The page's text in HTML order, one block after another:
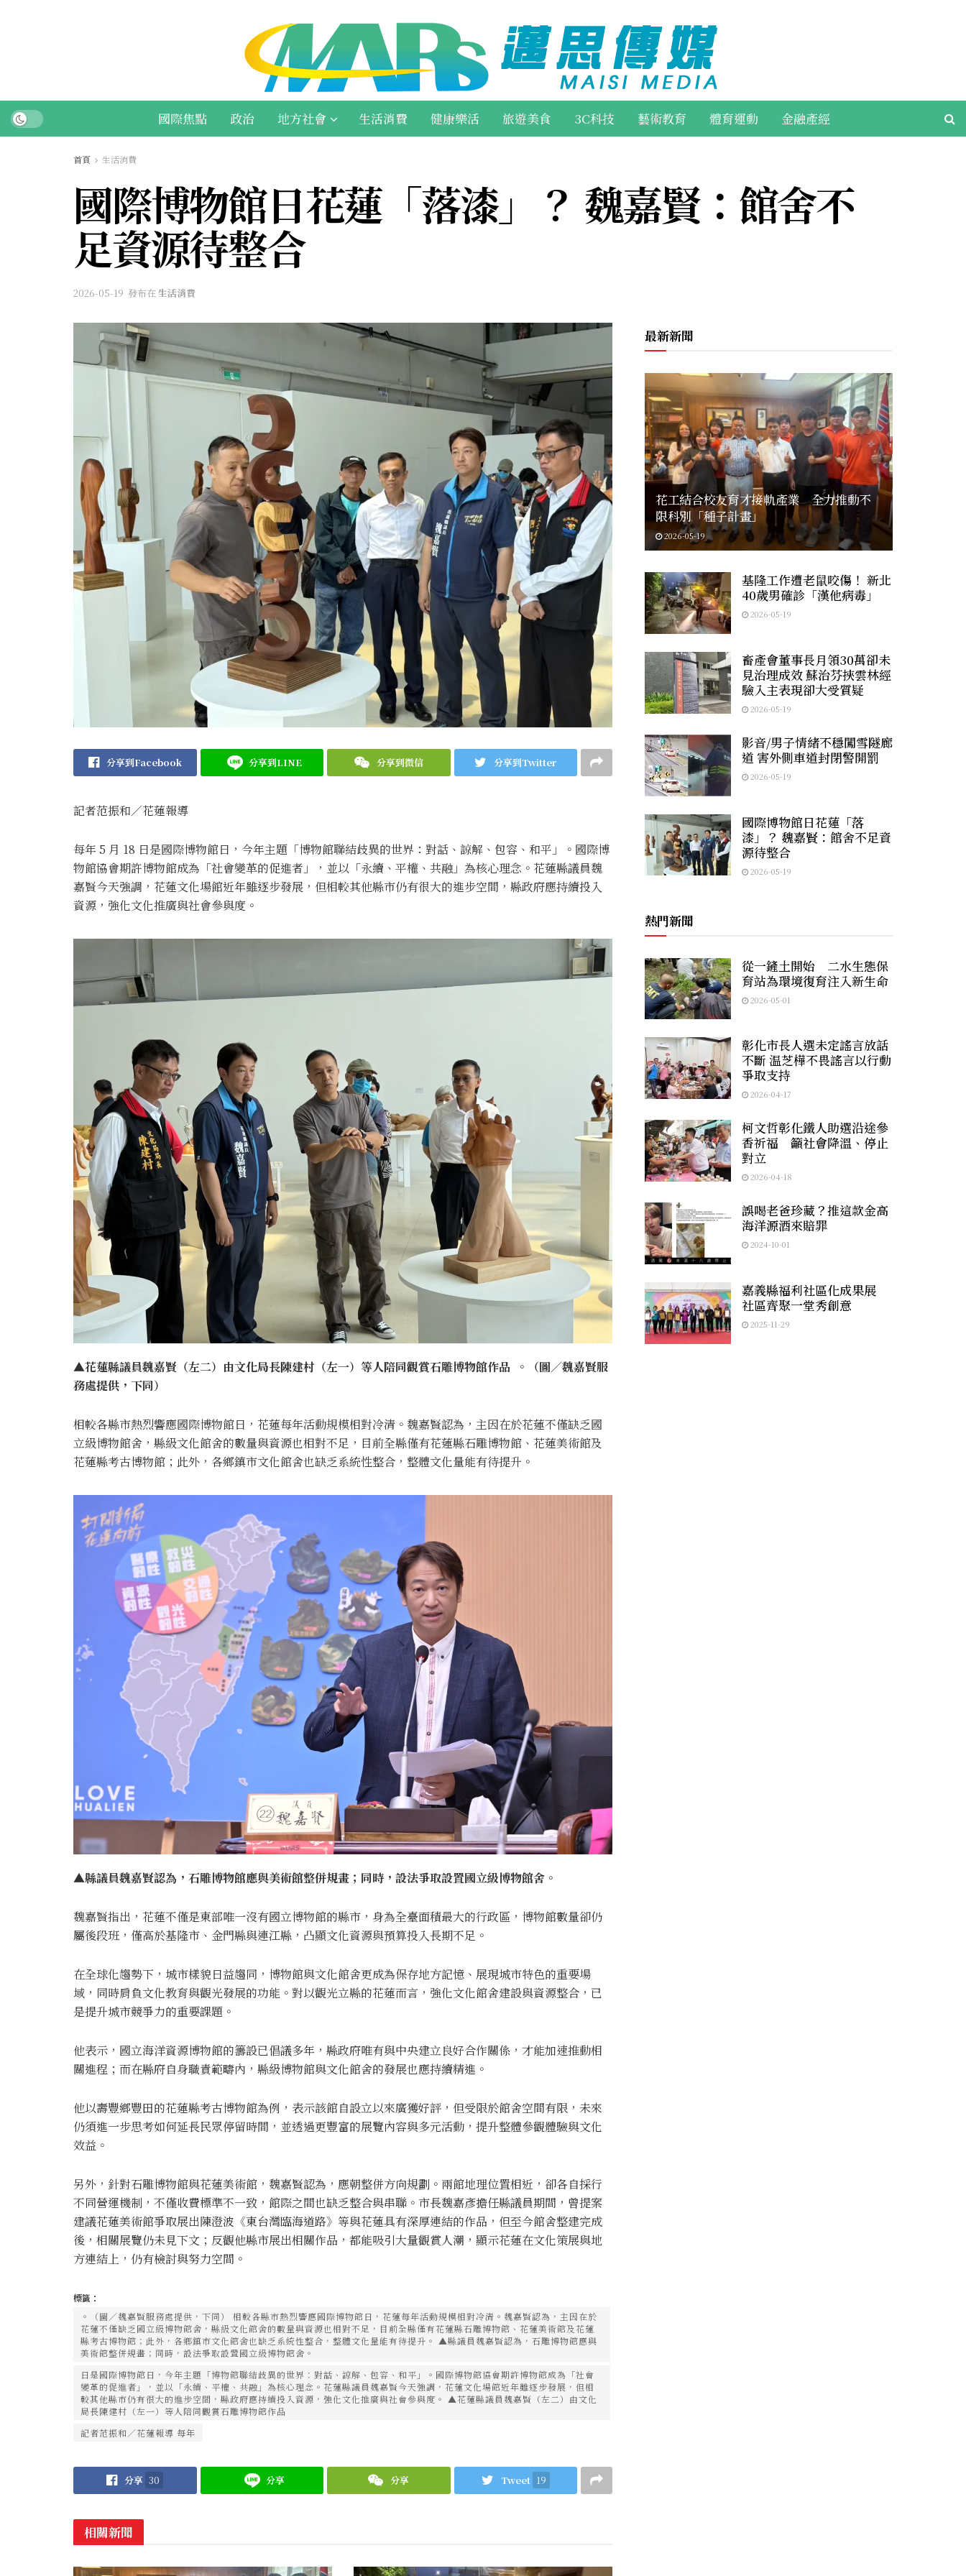
國際焦點 政治 地方社會 生活消費 健康樂活 旅遊美食 3C科技 藝術教育 體育運動 金融產經
首頁 生活消費
國際博物館日花蓮「落漆」？ 魏嘉賢：館舍不
足資源待整合
2026-05-19 發布在生活消費
分享到Facebook 分享到LINE 分享到微信 分享到Twitter
記者范振和∕花蓮報導
每年 5 月 18 日是國際博物館日，今年主題「博物館聯結歧異的世界：對話、諒解、包容、和平」。國際博
物館協會期許博物館成為「社會變革的促進者」，並以「永續、平權、共融」為核心理念。花蓮縣議員魏
嘉賢今天強調，花蓮文化場館近年雖逐步發展，但相較其他縣市仍有很大的進步空間，縣政府應持續投入
資源，強化文化推廣與社會參與度。
▲花蓮縣議員魏嘉賢（左二）由文化局長陳建村（左一）等人陪同觀賞石雕博物館作品 。（圖／魏嘉賢服
務處提供，下同）
相較各縣市熱烈響應國際博物館日，花蓮每年活動規模相對冷清。魏嘉賢認為，主因在於花蓮不僅缺乏國
立級博物館舍，縣級文化館舍的數量與資源也相對不足，目前全縣僅有花蓮縣石雕博物館、花蓮美術館及
花蓮縣考古博物館；此外，各鄉鎮市文化館舍也缺乏系統性整合，整體文化量能有待提升。
▲縣議員魏嘉賢認為，石雕博物館應與美術館整併規畫；同時，設法爭取設置國立級博物館舍。
魏嘉賢指出，花蓮不僅是東部唯一沒有國立博物館的縣市，身為全臺面積最大的行政區，博物館數量卻仍
屬後段班，僅高於基隆市、金門縣與連江縣，凸顯文化資源與預算投入長期不足。
在全球化趨勢下，城市樣貌日益趨同，博物館與文化館舍更成為保存地方記憶、展現城市特色的重要場
域，同時肩負文化教育與觀光發展的功能。對以觀光立縣的花蓮而言，強化文化館舍建設與資源整合，已
是提升城市競爭力的重要課題。
他表示，國立海洋資源博物館的籌設已倡議多年，縣政府唯有與中央建立良好合作關係，才能加速推動相
關進程；而在縣府自身職責範疇內，縣級博物館與文化館舍的發展也應持續精進。
他以壽豐鄉豐田的花蓮縣考古博物館為例，表示該館自設立以來廣獲好評，但受限於館舍空間有限，未來
仍須進一步思考如何延長民眾停留時間，並透過更豐富的展覽內容與多元活動，提升整體參觀體驗與文化
效益。
另外，針對石雕博物館與花蓮美術館，魏嘉賢認為，應朝整併方向規劃。兩館地理位置相近，卻各自採行
不同營運機制，不僅收費標準不一致，館際之間也缺乏整合與串聯。市長魏嘉彥擔任縣議員期間，曾提案
建議花蓮美術館爭取展出陳澄波《東台灣臨海道路》等與花蓮具有深厚連結的作品，但至今館舍整建完成
後，相關展覽仍未見下文；反觀他縣市展出相關作品，都能吸引大量觀賞人潮，顯示花蓮在文化策展與地
方連結上，仍有檢討與努力空間。
標籤：
。（圖／魏嘉賢服務處提供，下同） 相較各縣市熱烈響應國際博物館日，花蓮每年活動規模相對冷清。魏嘉賢認為，主因在於
花蓮不僅缺乏國立級博物館舍，縣級文化館舍的數量與資源也相對不足，目前全縣僅有花蓮縣石雕博物館、花蓮美術館及花蓮
縣考古博物館；此外，各鄉鎮市文化館舍也缺乏系統性整合，整體文化量能有待提升。 ▲縣議員魏嘉賢認為，石雕博物館應與
美術館整併規畫；同時，設法爭取設置國立級博物館舍。
日是國際博物館日，今年主題「博物館聯結歧異的世界：對話、諒解、包容、和平」。國際博物館協會期許博物館成為「社會
變革的促進者」，並以「永續、平權、共融」為核心理念。花蓮縣議員魏嘉賢今天強調，花蓮文化場館近年雖逐步發展，但相
較其他縣市仍有很大的進步空間，縣政府應持續投入資源，強化文化推廣與社會參與度。 ▲花蓮縣議員魏嘉賢（左二）由文化
局長陳建村（左一）等人陪同觀賞石雕博物館作品
記者范振和∕花蓮報導 每年
分享 30 分享 分享 Tweet 19
相關新聞
最新新聞
花工結合校友育才接軌產業 全力推動不
限科別「種子計畫」
2026-05-19
基隆工作遭老鼠咬傷！ 新北
40歲男確診「漢他病毒」
2026-05-19
畜產會董事長月領30萬卻未
見治理成效 蘇治芬挾雲林經
驗入主表現卻大受質疑
2026-05-19
影音/男子情緒不穩闖雪隧廊
道 害外側車道封閉警開罰
2026-05-19
國際博物館日花蓮「落
漆」？ 魏嘉賢：館舍不足資
源待整合
2026-05-19
熱門新聞
從一鏟土開始 二水生態保
育站為環境復育注入新生命
2026-05-01
彰化市長人選未定謠言放話
不斷 温芝樺不畏謠言以行動
爭取支持
2026-04-17
柯文哲彰化鐵人助選沿途參
香祈福 籲社會降溫、停止
對立
2026-04-18
誤喝老爸珍藏？推這款金高
海洋源酒來賠罪
2024-10-01
嘉義縣福利社區化成果展
社區齊聚一堂秀創意
2025-11-29